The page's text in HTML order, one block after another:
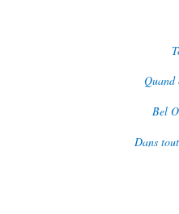
Quand
Bel
Dans